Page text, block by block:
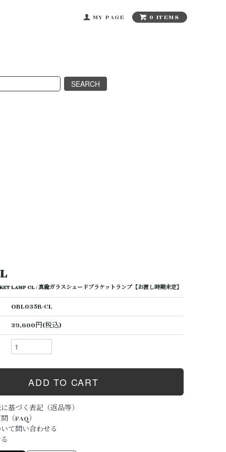
MY PAGE 0 ITEMS
LAMP CL / 真鍮ガラスシェードブラケットランプ【お渡し時期未定】
OBL035B-CL
39,600円(税込)
基づく表記（返品等）
（FAQ）
て問い合わせる